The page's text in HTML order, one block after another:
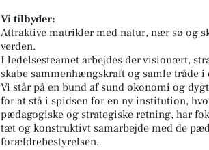
Vi tilbyder:
Attraktive matrikler med natur, nær sø og
verden.
I ledelsesteamet arbejdes der visionært,
skabe sammenhængskraft og samle tråde
Vi står på en bund af sund økonomi og
for at stå i spidsen for en ny institution,
pædagogiske og strategiske retning, har
tæt og konstruktivt samarbejde med de
forældrebestyrelsen.